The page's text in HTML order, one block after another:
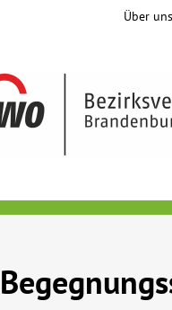
Über uns